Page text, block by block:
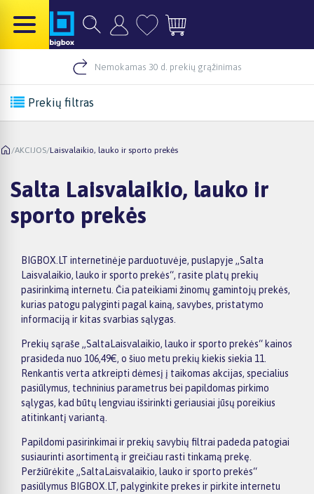
Nemokamas 30 d. prekių grąžinimas
Prekių filtras
/AKCIJOS/Laisvalaikio, lauko ir sporto prekės
Salta Laisvalaikio, lauko ir
sporto prekės
BIGBOX.LT internetinėje parduotuvėje, puslapyje „Salta
Laisvalaikio, lauko ir sporto prekės“, rasite platų prekių
pasirinkimą internetu. Čia pateikiami žinomų gamintojų prekės,
kurias patogu palyginti pagal kainą, savybes, pristatymo
informaciją ir kitas svarbias sąlygas.
Prekių sąraše „SaltaLaisvalaikio, lauko ir sporto prekės“ kainos
prasideda nuo 106,49€, o šiuo metu prekių kiekis siekia 11.
Renkantis verta atkreipti dėmesį į taikomas akcijas, specialius
pasiūlymus, techninius parametrus bei papildomas pirkimo
sąlygas, kad būtų lengviau išsirinkti geriausiai jūsų poreikius
atitinkantį variantą.
Papildomi pasirinkimai ir prekių savybių filtrai padeda patogiai
susiaurinti asortimentą ir greičiau rasti tinkamą prekę.
Peržiūrėkite „SaltaLaisvalaikio, lauko ir sporto prekės“
pasiūlymus BIGBOX.LT, palyginkite prekes ir pirkite internetu